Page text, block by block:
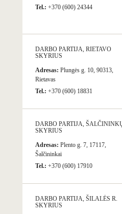
Tel.: +370 (600) 24344
DARBO PARTIJA, RIETAVO
SKYRIUS
Adresas: Plungės g. 10, 90313,
Rietavas
Tel.: +370 (600) 18831
DARBO PARTIJA,
SKYRIUS
Adresas: Plento g. 7, 17117,
Šalčininkai
Tel.: +370 (600) 17910
DARBO PARTIJA, ŠILALĖS R.
SKYRIUS